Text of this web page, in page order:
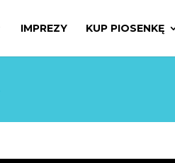
IMPREZY KUP PIOSENKĘ